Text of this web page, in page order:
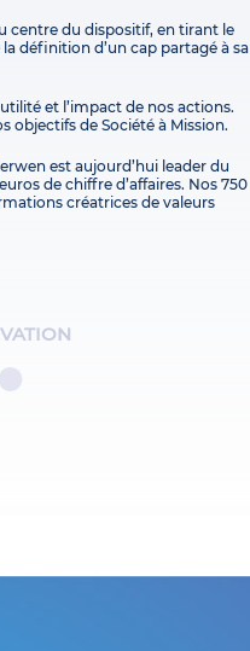
centre du dispositif, en tirant le
définition d’un cap partagé à sa
et l’impact de nos actions.
objectifs de Société à Mission.
est aujourd’hui leader du
de chiffre d’affaires. Nos 750
créatrices de valeurs